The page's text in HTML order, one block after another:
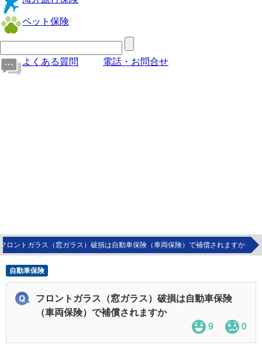
ペット保険
よくある質問 電話・お問合せ
フロントガラス（窓ガラス）破損は自動車保険（車両保険）で補償されますか
自動車保険
フロントガラス（窓ガラス）破損は自動車保険
（車両保険）で補償されますか
9
0